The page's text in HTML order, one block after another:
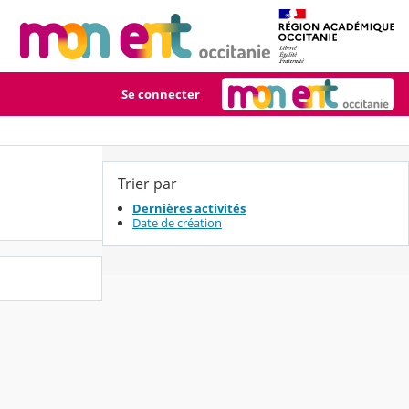
Se connecter
Trier par
Dernières activités
Date de création